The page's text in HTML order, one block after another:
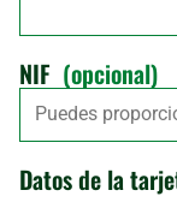
NIF (opcional)
Datos de la